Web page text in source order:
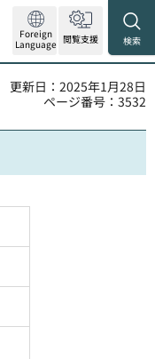
Foreign
Language 閲覧支援 検索
更新日：2025年1月28日
ページ番号：3532